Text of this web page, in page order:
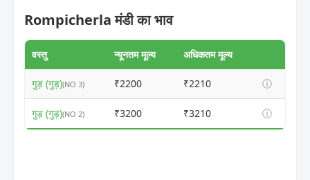
Rompicherla मंडी का भाव
वस्तु न्यूनतम मूल्य अधिकतम मूल्य
गुड़ (गुड़)(NO 3) ₹2200 ₹2210 ⓘ
गुड़ (गुड़)(NO 2) ₹3200 ₹3210 ⓘ